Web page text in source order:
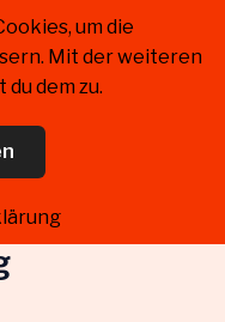
um die
Mit der weiteren
dem zu.